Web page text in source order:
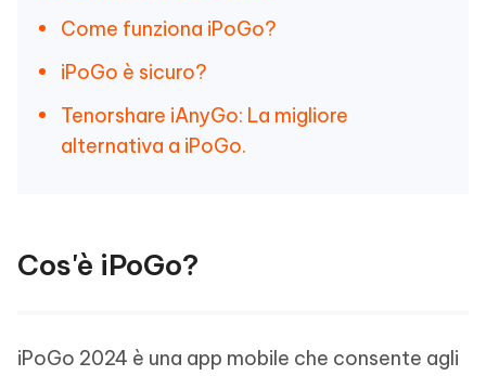
Come funziona iPoGo?
iPoGo è sicuro?
Tenorshare iAnyGo: La migliore
alternativa a iPoGo.
Cos'è iPoGo?
iPoGo 2024 è una app mobile che consente agli